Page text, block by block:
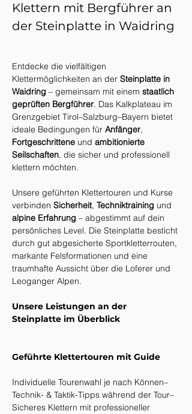
Klettern mit Bergführer an
der Steinplatte in Waidring
Entdecke die vielfältigen
Klettermöglichkeiten an der Steinplatte in
Waidring – gemeinsam mit einem staatlich
geprüften Bergführer. Das Kalkplateau im
Grenzgebiet Tirol–Salzburg–Bayern bietet
ideale Bedingungen für Anfänger,
Fortgeschrittene und ambitionierte
Seilschaften, die sicher und professionell
klettern möchten.
Unsere geführten Klettertouren und Kurse
verbinden Sicherheit, Techniktraining und
alpine Erfahrung – abgestimmt auf dein
persönliches Level. Die Steinplatte besticht
durch gut abgesicherte Sportkletterrouten,
markante Felsformationen und eine
traumhafte Aussicht über die Loferer und
Leoganger Alpen.
Unsere Leistungen an der
Steinplatte im Überblick
Geführte Klettertouren mit Guide
Individuelle Tourenwahl je nach Können–
Technik- & Taktik-Tipps während der Tour–
Sicheres Klettern mit professioneller